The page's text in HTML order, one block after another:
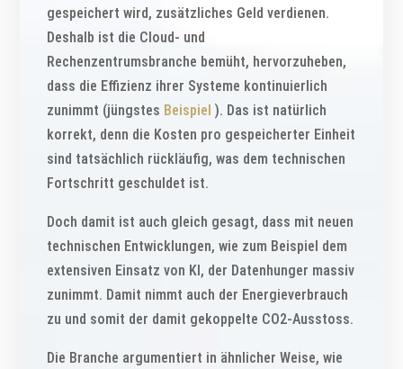
gespeichert wird, zusätzliches Geld verdienen.
Deshalb ist die Cloud- und
Rechenzentrumsbranche bemüht, hervorzuheben,
dass die Effizienz ihrer Systeme kontinuierlich
zunimmt (jüngstes Beispiel ). Das ist natürlich
korrekt, denn die Kosten pro gespeicherter Einheit
sind tatsächlich rückläufig, was dem technischen
Fortschritt geschuldet ist.
Doch damit ist auch gleich gesagt, dass mit neuen
technischen Entwicklungen, wie zum Beispiel dem
extensiven Einsatz von KI, der Datenhunger massiv
zunimmt. Damit nimmt auch der Energieverbrauch
zu und somit der damit gekoppelte CO2-Ausstoss.
Die Branche argumentiert in ähnlicher Weise, wie